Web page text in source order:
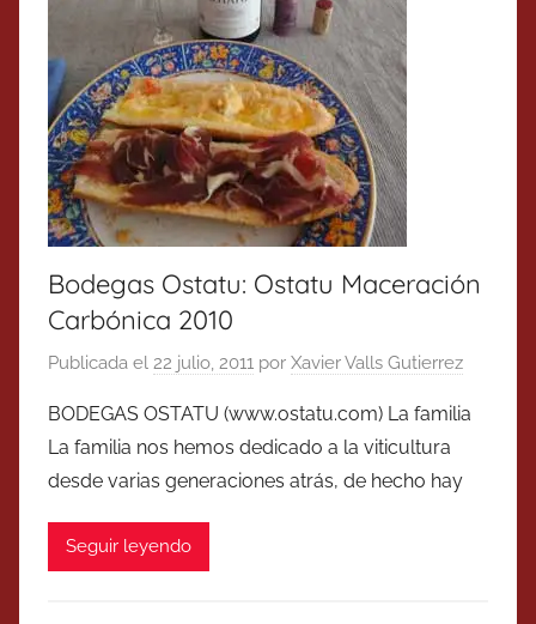
Bodegas Ostatu: Ostatu Maceración
Carbónica 2010
Publicada el 22 julio, 2011 por Xavier Valls Gutierrez
BODEGAS OSTATU (www.ostatu.com) La familia
La familia nos hemos dedicado a la viticultura
desde varias generaciones atrás, de hecho hay
Seguir leyendo